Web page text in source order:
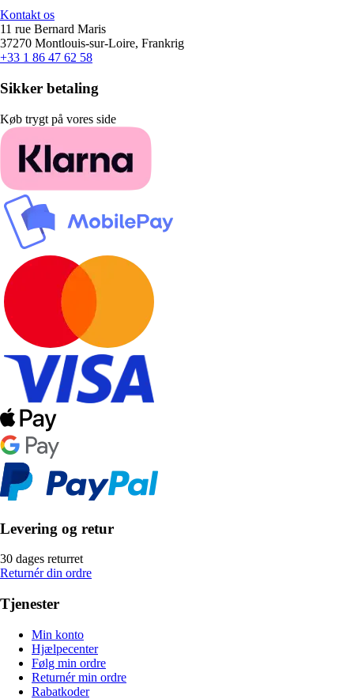
Kontakt os
11 rue Bernard Maris
37270 Montlouis-sur-Loire, Frankrig
+33 1 86 47 62 58
Sikker betaling
Køb trygt på vores side
Levering og retur
30 dages returret
Returnér din ordre
Tjenester
Min konto
Hjælpecenter
Følg min ordre
Returnér min ordre
Rabatkoder